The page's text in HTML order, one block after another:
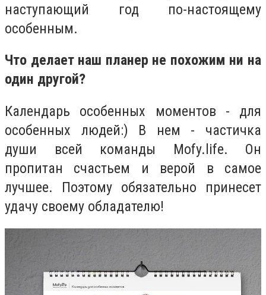
наступающий год по-настоящему
особенным.
Что делает наш планер не похожим ни на
один другой?
Календарь особенных моментов - для
особенных людей:) В нем - частичка
души всей команды Mofy.life. Он
пропитан счастьем и верой в самое
лучшее. Поэтому обязательно принесет
удачу своему обладателю!